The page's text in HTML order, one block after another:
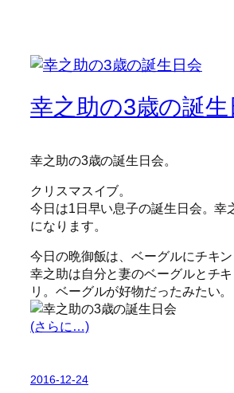
幸之助の3歳の誕生
幸之助の3歳の誕生日会。
クリスマスイブ。
今日は1日早い息子の誕生日会。幸
になります。
今日の晩御飯は、ベーグルにチキン
幸之助は自分と妻のベーグルとチ
リ。ベーグルが好物だったみたい。
(さらに…)
2016-12-24